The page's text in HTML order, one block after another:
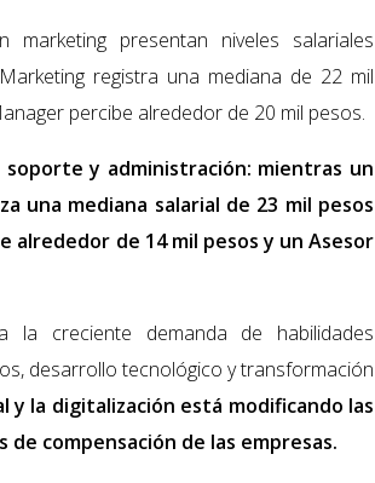
presentan niveles salariales
registra una mediana de 22 mil
percibe alrededor de 20 mil pesos.
y administración: mientras un
una mediana salarial de 23 mil pesos
alrededor de 14 mil pesos y un Asesor
creciente demanda de habilidades
desarrollo tecnológico y transformación
y la digitalización está modificando las
compensación de las empresas.